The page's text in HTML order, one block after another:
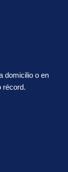
domicilio o en
récord.